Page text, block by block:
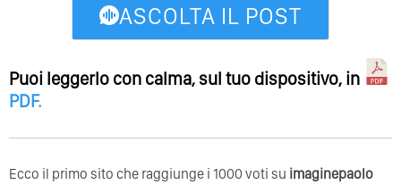
ASCOLTA IL POST
Puoi leggerlo con calma, sul tuo dispositivo, in
PDF.
Ecco il primo sito che raggiunge i 1000 voti su imaginepaolo